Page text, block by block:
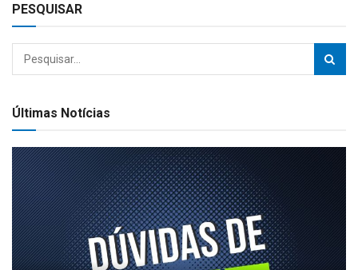
PESQUISAR
Últimas Notícias